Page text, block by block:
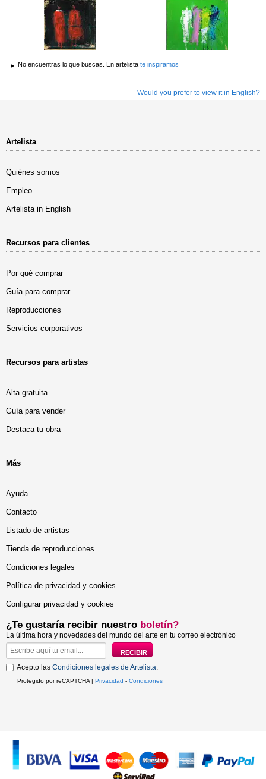
No encuentras lo que buscas. En artelista te inspiramos
Would you prefer to view it in English?
Artelista
Quiénes somos
Empleo
Artelista in English
Recursos para clientes
Por qué comprar
Guía para comprar
Reproducciones
Servicios corporativos
Recursos para artistas
Alta gratuita
Guía para vender
Destaca tu obra
Más
Ayuda
Contacto
Listado de artistas
Tienda de reproducciones
Condiciones legales
Política de privacidad y cookies
Configurar privacidad y cookies
¿Te gustaría recibir nuestro boletín?
La última hora y novedades del mundo del arte en tu correo electrónico
Acepto las Condiciones legales de Artelista.
Protegido por reCAPTCHA | Privacidad - Condiciones